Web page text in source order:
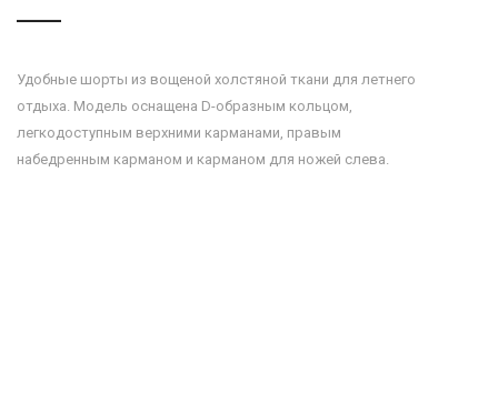
Удобные шорты из вощеной холстяной ткани для летнего
отдыха. Модель оснащена D-образным кольцом,
легкодоступным верхними карманами, правым
набедренным карманом и карманом для ножей слева.